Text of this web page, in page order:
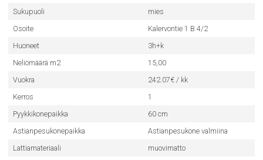
Sukupuoli
mies
Osoite
Kalervontie 1 B 4/2
Huoneet
3h+k
Neliömäärä m2
15,00
Vuokra
242.07€ / kk
Kerros
1
Pyykkikonepaikka
60 cm
Astianpesukonepaikka
Astianpesukone valmiina
Lattiamateriaali
muovimatto